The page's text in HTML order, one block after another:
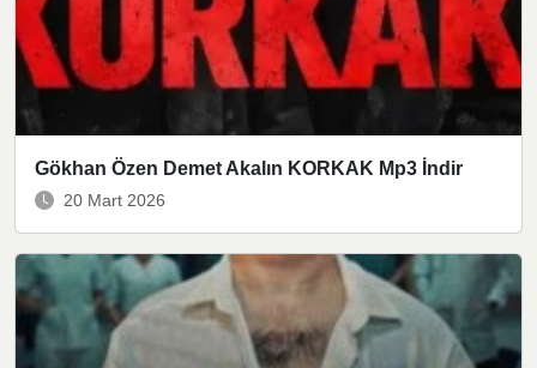
Gökhan Özen Demet Akalın KORKAK Mp3 İndir
20 Mart 2026